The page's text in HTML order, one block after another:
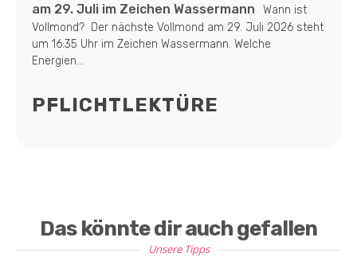
am 29. Juli im Zeichen Wassermann
Wann ist
Vollmond? Der nächste Vollmond am 29. Juli 2026 steht
um 16:35 Uhr im Zeichen Wassermann. Welche
Energien...
PFLICHTLEKTÜRE
Das könnte dir auch gefallen
Unsere Tipps